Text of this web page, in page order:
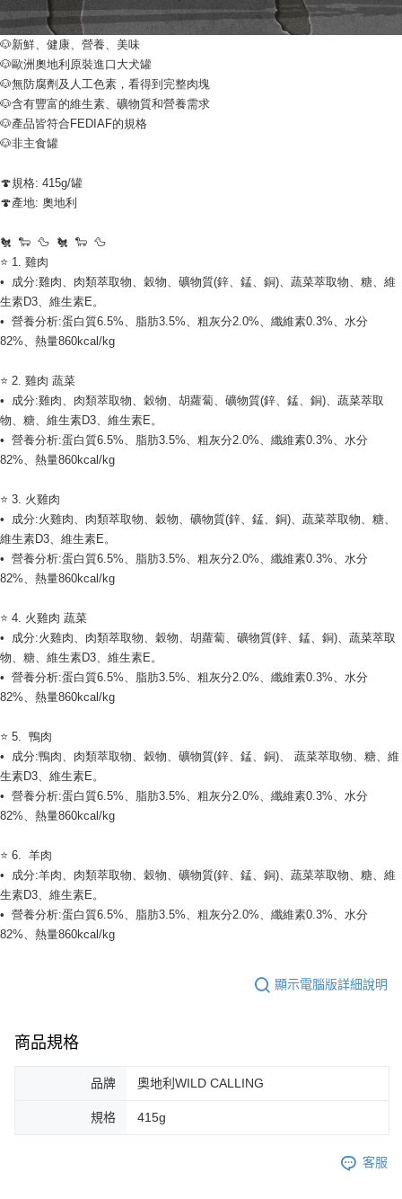
🐶新鮮、健康、營養、美味
🐶歐洲奧地利原裝進口大犬罐
🐶無防腐劑及人工色素，看得到完整肉塊
🐶含有豐富的維生素、礦物質和營養需求
🐶產品皆符合FEDIAF的規格
🐶非主食罐
🍄規格: 415g/罐
🍄產地: 奧地利
🐔  🐑  🦆  🐔  🐑  🦆
⭐ 1. 雞肉
•  成分:雞肉、肉類萃取物、穀物、礦物質(鋅、錳、銅)、蔬菜萃取物、糖、維
生素D3、維生素E。
•  營養分析:蛋白質6.5%、脂肪3.5%、粗灰分2.0%、纖維素0.3%、水分
82%、熱量860kcal/kg
⭐ 2. 雞肉 蔬菜
•  成分:雞肉、肉類萃取物、穀物、胡蘿蔔、礦物質(鋅、錳、銅)、蔬菜萃取
物、糖、維生素D3、維生素E。
•  營養分析:蛋白質6.5%、脂肪3.5%、粗灰分2.0%、纖維素0.3%、水分
82%、熱量860kcal/kg
⭐ 3. 火雞肉
•  成分:火雞肉、肉類萃取物、穀物、礦物質(鋅、錳、銅)、蔬菜萃取物、糖、
維生素D3、維生素E。
•  營養分析:蛋白質6.5%、脂肪3.5%、粗灰分2.0%、纖維素0.3%、水分
82%、熱量860kcal/kg
⭐ 4. 火雞肉 蔬菜
•  成分:火雞肉、肉類萃取物、穀物、胡蘿蔔、礦物質(鋅、錳、銅)、蔬菜萃取
物、糖、維生素D3、維生素E。
•  營養分析:蛋白質6.5%、脂肪3.5%、粗灰分2.0%、纖維素0.3%、水分
82%、熱量860kcal/kg
⭐ 5.  鴨肉
•  成分:鴨肉、肉類萃取物、穀物、礦物質(鋅、錳、銅)、 蔬菜萃取物、糖、維
生素D3、維生素E。
•  營養分析:蛋白質6.5%、脂肪3.5%、粗灰分2.0%、纖維素0.3%、水分
82%、熱量860kcal/kg
⭐ 6.  羊肉
•  成分:羊肉、肉類萃取物、穀物、礦物質(鋅、錳、銅)、蔬菜萃取物、糖、維
生素D3、維生素E。
•  營養分析:蛋白質6.5%、脂肪3.5%、粗灰分2.0%、纖維素0.3%、水分
82%、熱量860kcal/kg
顯示電腦版詳細說明
商品規格
品牌 奧地利WILD CALLING
規格 415g
客服